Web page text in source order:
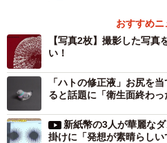
おすすめニ
【写真2枚】撮影した写
い！
「ハトの修正液」お尻を
ると話題に「衛生面終わっ
新紙幣の3人が華麗な
掛けに「発想が素晴らし